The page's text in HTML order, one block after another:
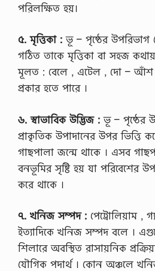
পরিলক্ষিত হয়।
৫. মৃত্তিকা : ভূ – পৃষ্ঠের উপরিভাগ
গঠিত তাকে মৃত্তিকা বা সহজ কথায়
মূলত : বেলে , এটেল , দো – আঁশ ,
প্রকার হতে পারে ।
৬. স্বাভাবিক উদ্ভিজ : ভূ – পৃষ্ঠের
প্রাকৃতিক উপাদানের উপর ভিত্তি
গাছপালা জন্মে থাকে । এসব
বনভূমির সৃষ্টি হয় যা পরিবেশের
করে থাকে ।
৭. খনিজ সম্পদ : পেট্রোলিয়াম ,
ইত্যাদিকে খনিজ সম্পদ বলে ।
শিলারে অবস্থিত রাসায়নিক
যৌগিক পদার্থ । কোন অঞ্চলে